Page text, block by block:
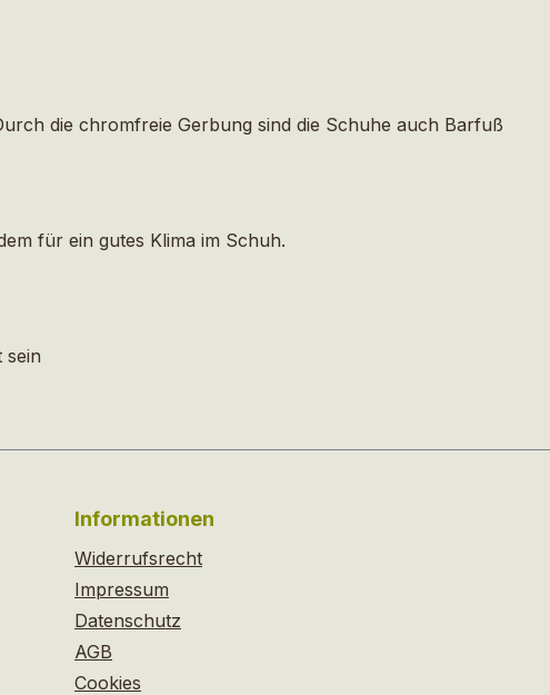
die chromfreie Gerbung sind die Schuhe auch Barfuß
für ein gutes Klima im Schuh.
sein
Informationen
Widerrufsrecht
Impressum
Datenschutz
AGB
Cookies